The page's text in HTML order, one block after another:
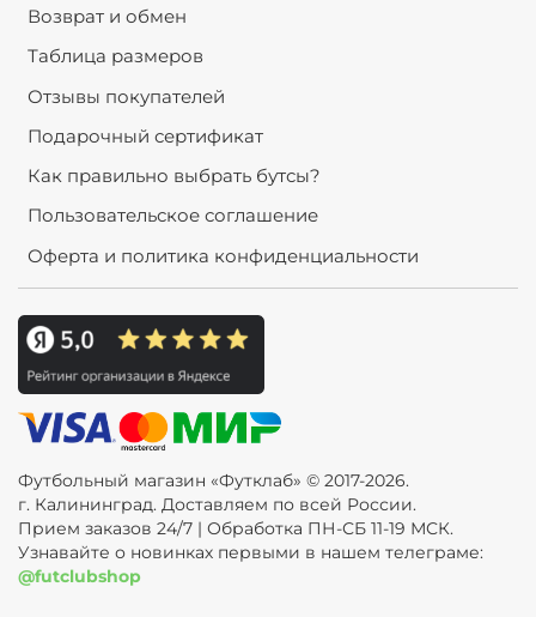
Возврат и обмен
Таблица размеров
Отзывы покупателей
Подарочный сертификат
Как правильно выбрать бутсы?
Пользовательское соглашение
Оферта и политика конфиденциальности
Футбольный магазин «Футклаб» © 2017-2026.
г. Калининград. Доставляем по всей России.
Прием заказов 24/7 | Обработка ПН-СБ 11-19 МСК.
Узнавайте о новинках первыми в нашем телеграме:
@futclubshop